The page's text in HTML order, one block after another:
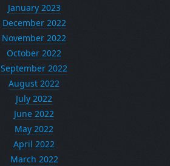
January 2023
December 2022
November 2022
October 2022
September 2022
August 2022
July 2022
June 2022
May 2022
April 2022
March 2022